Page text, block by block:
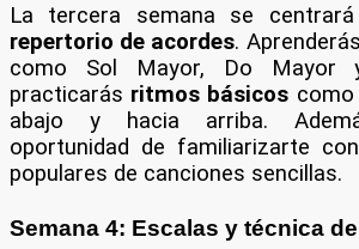
La tercera semana se
repertorio de acordes.
como Sol Mayor, Do Mayor
practicarás ritmos básicos como
abajo y hacia arriba.
oportunidad de familiarizarte
populares de canciones sencillas.
Semana 4: Escalas y técnica